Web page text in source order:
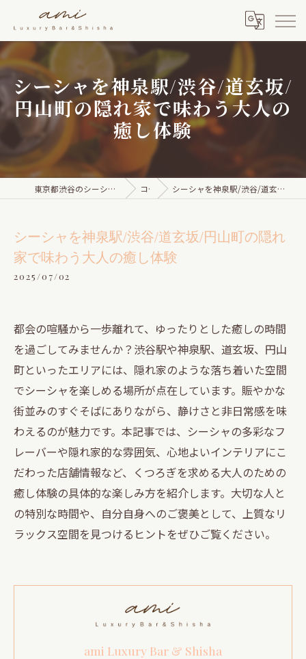
シーシャを神泉駅/渋谷/道玄坂/
円山町の隠れ家で味わう大人の
癒し体験
東京都渋谷のシーシャならami Luxury Bar & Shisha コラム シーシャを神泉駅/渋谷/道玄坂/円山町の隠れ家で味わう大人の癒し体験
シーシャを神泉駅/渋谷/道玄坂/円山町の隠れ
家で味わう大人の癒し体験
2025/07/02
都会の喧騒から一歩離れて、ゆったりとした癒しの時間
を過ごしてみませんか？渋谷駅や神泉駅、道玄坂、円山
町といったエリアには、隠れ家のような落ち着いた空間
でシーシャを楽しめる場所が点在しています。賑やかな
街並みのすぐそばにありながら、静けさと非日常感を味
わえるのが魅力です。本記事では、シーシャの多彩なフ
レーバーや隠れ家的な雰囲気、心地よいインテリアにこ
だわった店舗情報など、くつろぎを求める大人のための
癒し体験の具体的な楽しみ方を紹介します。大切な人と
の特別な時間や、自分自身へのご褒美として、上質なリ
ラックス空間を見つけるヒントをぜひご覧ください。
ami Luxury Bar & Shisha